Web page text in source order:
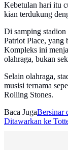
Kebetulan hari itu
kian terdukung
Di samping stadion
Patriot Place, yang
Kompleks ini
olahraga, bukan
Selain olahraga,
musisi ternama
Rolling Stones.
Baca JugaBersinar
Ditawarkan ke